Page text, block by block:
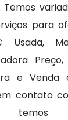
Temos
para
Usada,
e Venda
contato
temos